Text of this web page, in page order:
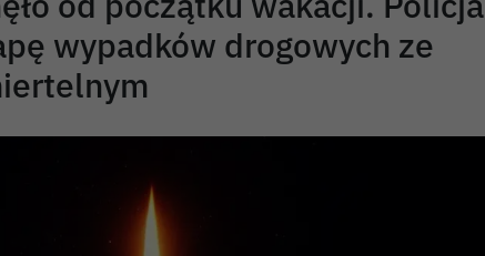
wypadków drogowych ze